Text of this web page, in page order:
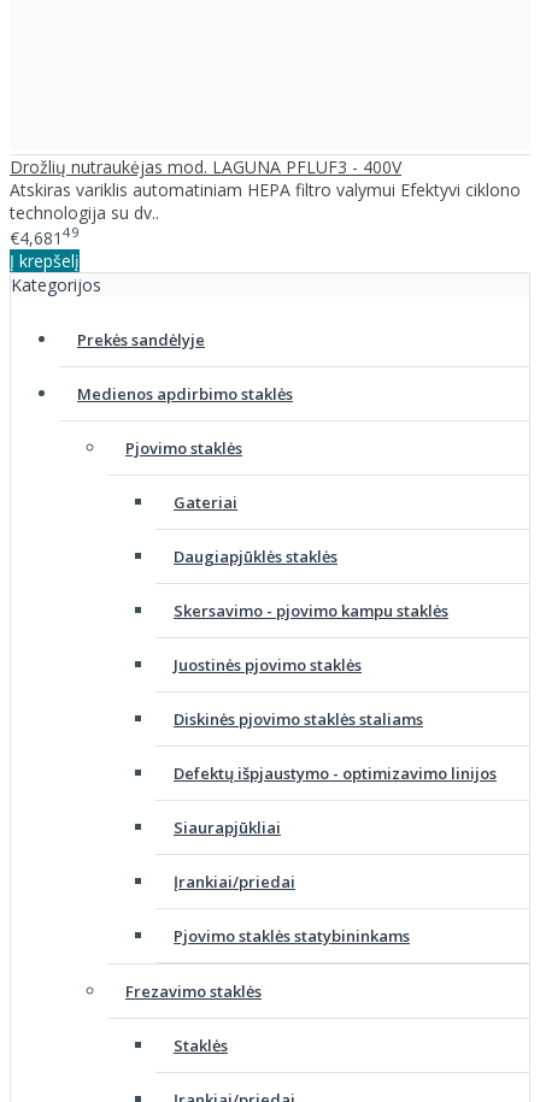
Drožlių nutraukėjas mod. LAGUNA PFLUF3 - 400V
Atskiras variklis automatiniam HEPA filtro valymui Efektyvi ciklono
technologija su dv..
€4,681 49
Į krepšelį
Kategorijos
Prekės sandėlyje
Medienos apdirbimo staklės
Pjovimo staklės
Gateriai
Daugiapjūklės staklės
Skersavimo - pjovimo kampu staklės
Juostinės pjovimo staklės
Diskinės pjovimo staklės staliams
Defektų išpjaustymo - optimizavimo linijos
Siaurapjūkliai
Įrankiai/priedai
Pjovimo staklės statybininkams
Frezavimo staklės
Staklės